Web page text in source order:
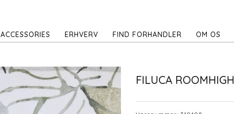
ACCESSORIES ERHVERV FIND FORHANDLER OM OS
FILUCA ROOMHIGH